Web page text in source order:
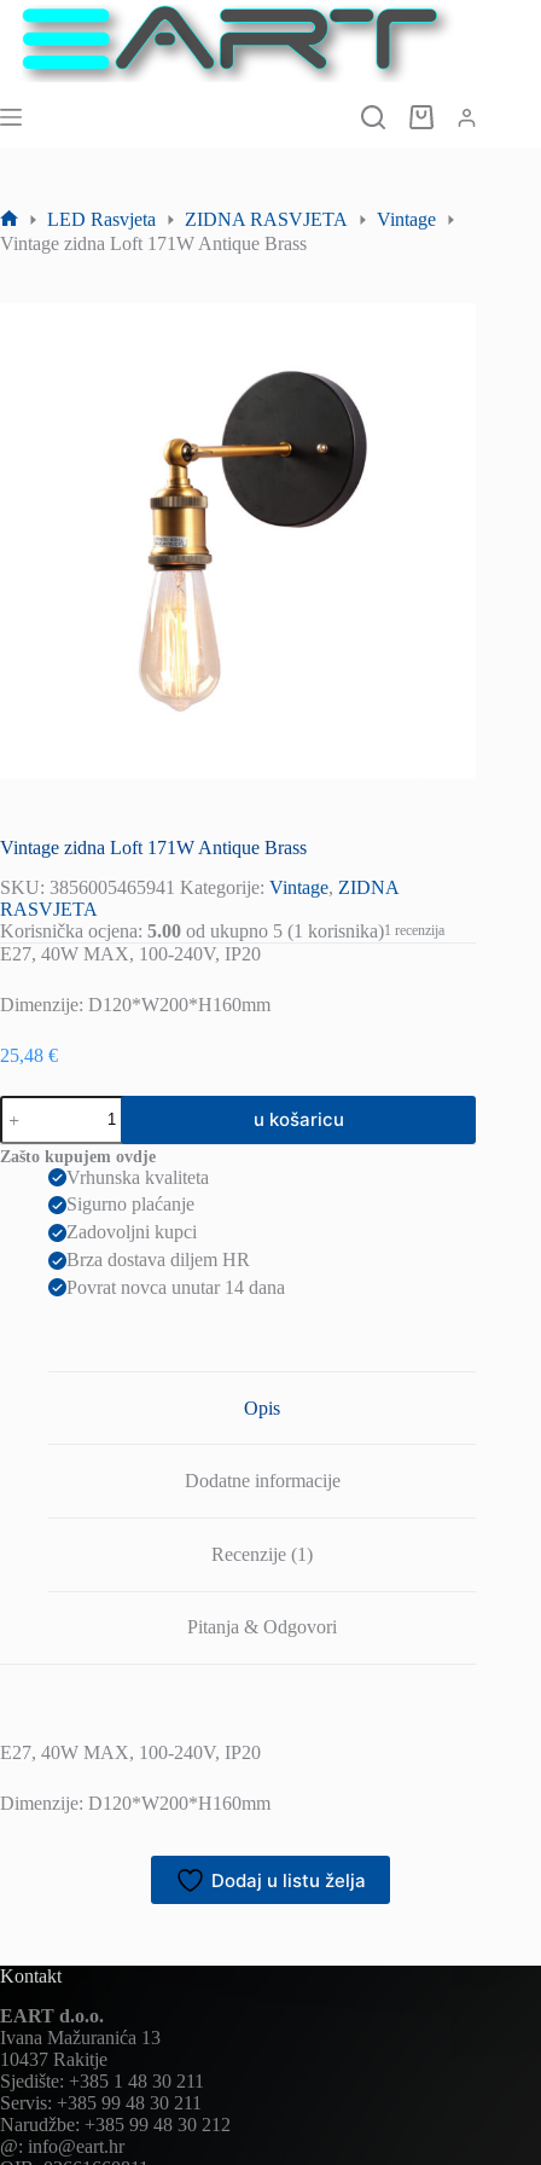
Preskoči
sadržaj
Košarica
Početna
stranica
LED Rasvjeta ZIDNA RASVJETA
Vintage
Vintage zidna Loft 171W Antique Brass
Vintage zidna Loft 171W Antique Brass
SKU: 3856005465941 Kategorije: Vintage, ZIDNA
RASVJETA
Korisnička ocjena: 5.00 od ukupno 5 (1 korisnika)1 recenzija
E27, 40W MAX, 100-240V, IP20
Dimenzije: D120*W200*H160mm
25,48 €
Vintage
zidna
Loft
171W
Antique
količina
u košaricu
Zašto kupujem ovdje
Vrhunska kvaliteta
Sigurno plaćanje
Zadovoljni kupci
Brza dostava diljem HR
Povrat novca unutar 14 dana
Opis
Dodatne informacije
Recenzije (1)
Pitanja & Odgovori
E27, 40W MAX, 100-240V, IP20
Dimenzije: D120*W200*H160mm
Dodaj u listu želja
Kontakt
EART d.o.o.
Ivana Mažuranića 13
10437 Rakitje
Sjedište: +385 1 48 30 211
Servis: +385 99 48 30 211
Narudžbe: +385 99 48 30 212
@: info@eart.hr